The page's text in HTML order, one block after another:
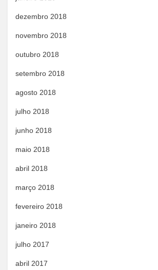
dezembro 2018
novembro 2018
outubro 2018
setembro 2018
agosto 2018
julho 2018
junho 2018
maio 2018
abril 2018
março 2018
fevereiro 2018
janeiro 2018
julho 2017
abril 2017